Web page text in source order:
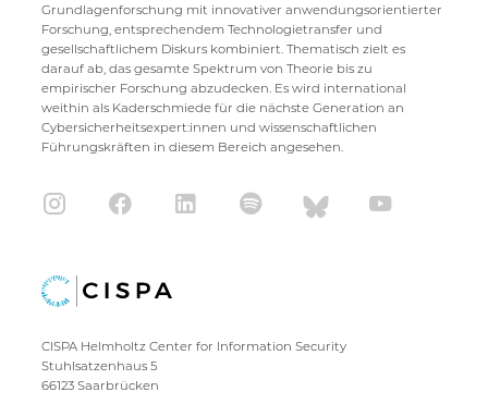
Grundlagenforschung mit innovativer anwendungsorientierter
Forschung, entsprechendem Technologietransfer und
gesellschaftlichem Diskurs kombiniert. Thematisch zielt es
darauf ab, das gesamte Spektrum von Theorie bis zu
empirischer Forschung abzudecken. Es wird international
weithin als Kaderschmiede für die nächste Generation an
Cybersicherheitsexpert:innen und wissenschaftlichen
Führungskräften in diesem Bereich angesehen.
CISPA Helmholtz Center for Information Security
Stuhlsatzenhaus 5
66123 Saarbrücken